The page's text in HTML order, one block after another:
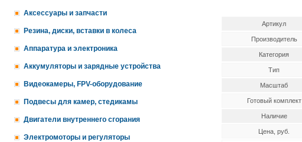
Аксессуары и запчасти
Резина, диски, вставки в колеса
Аппаратура и электроника
Аккумуляторы и зарядные устройства
Видеокамеры, FPV-оборудование
Подвесы для камер, стедикамы
Двигатели внутреннего сгорания
Электромоторы и регуляторы
Артикул
Производитель
Категория
Тип
Масштаб
Готовый комплект
Наличие
Цена, руб.